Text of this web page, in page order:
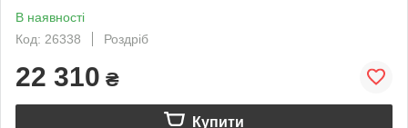
В наявності
Код: 26338
Роздріб
22 310 ₴
Купити